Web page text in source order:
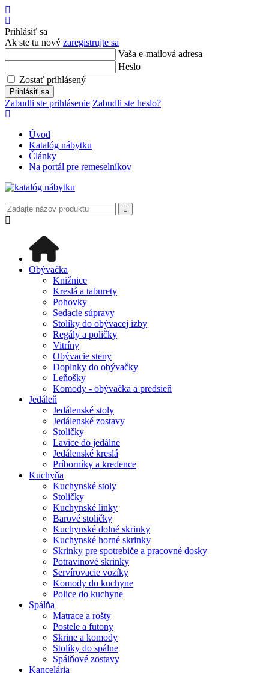
sa
Prihlásiť sa
Ak ste tu nový zaregistrujte sa
Vaša e-mailová adresa
Heslo
Zostať prihlásený
Prihlásiť sa
Zabudli ste prihlásenie Zabudli ste heslo?
Úvod
Katalóg nábytku
Články
Na portál pre remeselníkov
Obývačka
Knižnice
Kreslá a taburety
Pohovky
Sedacie súpravy
Stolíky do obývacej izby
Regály a poličky
Vitríny
Obývacie steny
Doplnky do obývačky
Leňošky
Komody - obývačka a predsieň
Jedáleň
Jedálenské stoly
Jedálenské zostavy
Stoličky
Lavice do jedálne
Jedálenské kreslá
Príborníky a kredence
Kuchyňa
Kuchynské stoly
Stoličky
Kuchynské linky
Barové stoličky
Kuchynské dolné skrinky
Kuchynské horné skrinky
Skrinky pre spotrebiče a pracovné dosky
Potravinové skrinky
Servírovacie vozíky
Komody do kuchyne
Police do kuchyne
Spálňa
Matrace a rošty
Postele a futony
Skrine a komody
Stolíky do spálne
Spálňové zostavy
Kancelária